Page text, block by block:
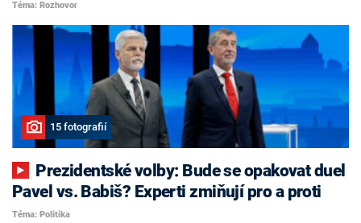
Téma: Rozhovor
15 fotografií
Pavel vs. Babiš? Experti zmiňují pro a proti
Téma: Politika